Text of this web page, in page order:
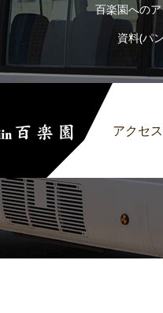
百楽園への
資料(パ
アクセ